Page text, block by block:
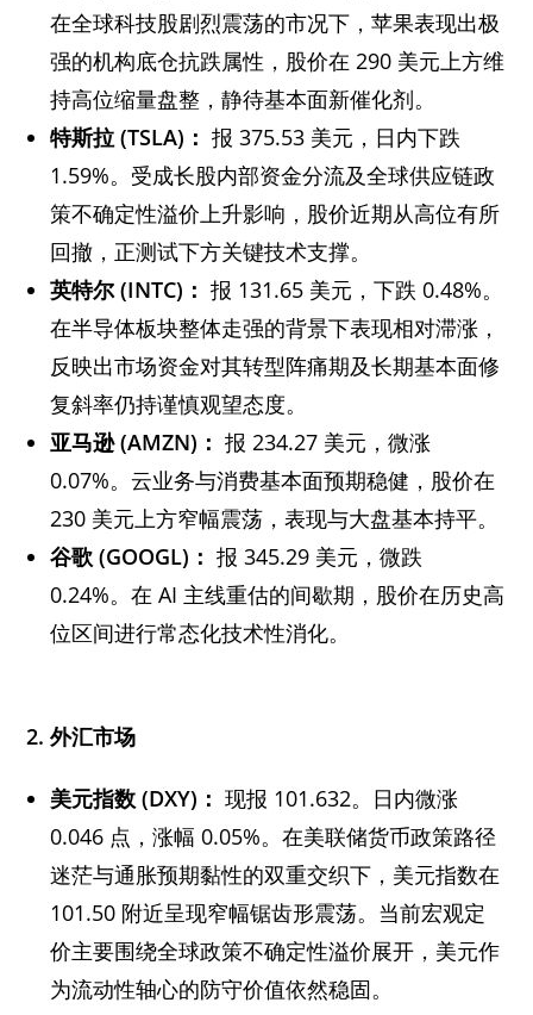
在全球科技股剧烈震荡的市况下，苹果表现出极
强的机构底仓抗跌属性，股价在 290 美元上方维
持高位缩量盘整，静待基本面新催化剂。
特斯拉 (TSLA) ： 报 375.53 美元，日内下跌
1.59%。受成长股内部资金分流及全球供应链政
策不确定性溢价上升影响，股价近期从高位有所
回撤，正测试下方关键技术支撑。
英特尔 (INTC) ： 报 131.65 美元，下跌 0.48%。
在半导体板块整体走强的背景下表现相对滞涨，
反映出市场资金对其转型阵痛期及长期基本面修
复斜率仍持谨慎观望态度。
亚马逊 (AMZN) ： 报 234.27 美元，微涨
0.07%。云业务与消费基本面预期稳健，股价在
230 美元上方窄幅震荡，表现与大盘基本持平。
谷歌 (GOOGL) ： 报 345.29 美元，微跌
0.24%。在 AI 主线重估的间歇期，股价在历史高
位区间进行常态化技术性消化。
2.外汇市场
美元指数 (DXY) ： 现报 101.632。日内微涨
0.046 点，涨幅 0.05%。在美联储货币政策路径
迷茫与通胀预期黏性的双重交织下，美元指数在
101.50 附近呈现窄幅锯齿形震荡。当前宏观定
价主要围绕全球政策不确定性溢价展开，美元作
为流动性轴心的防守价值依然稳固。